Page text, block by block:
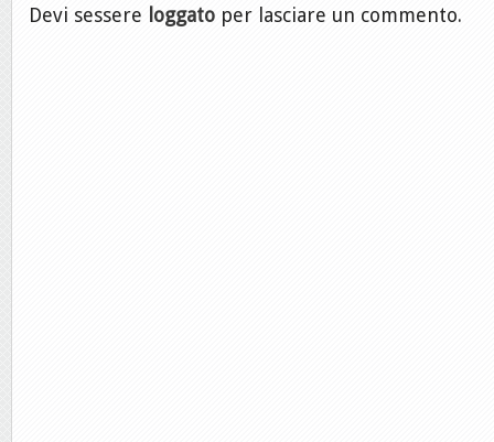
Devi sessere loggato per lasciare un commento.